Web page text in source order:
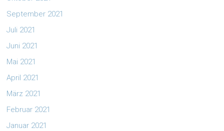
September 2021
Juli 2021
Juni 2021
Mai 2021
April 2021
März 2021
Februar 2021
Januar 2021